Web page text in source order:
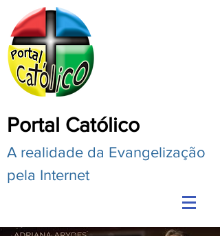
Portal Católico
A realidade da Evangelização
pela Internet